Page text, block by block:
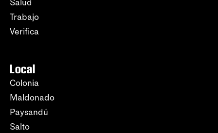
Salud
Trabajo
Verifica
Local
Colonia
Maldonado
Paysandú
Salto